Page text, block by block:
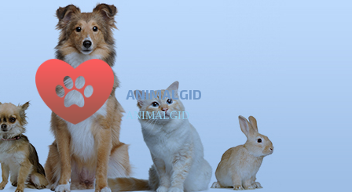
ANIMALGID
ANIMALGID